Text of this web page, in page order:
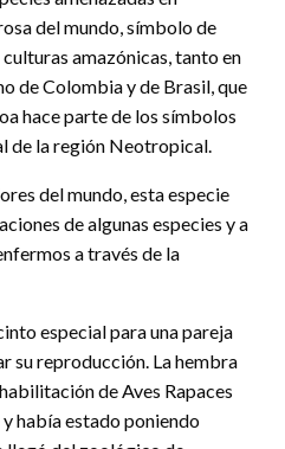
del mundo, símbolo de
amazónicas, tanto en
de Colombia y de Brasil, que
hace parte de los símbolos
de la región Neotropical.
del mundo, esta especie
de algunas especies y a
a través de la
especial para una pareja
su reproducción. La hembra
de Aves Rapaces
había estado poniendo